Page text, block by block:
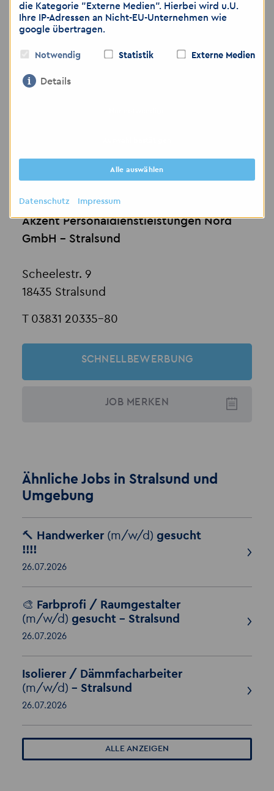
Kontakt
Akzent Personaldienstleistungen Nord
GmbH - Stralsund
Scheelestr. 9
18435 Stralsund
T 03831 20335-80
SCHNELLBEWERBUNG
JOB MERKEN
Ähnliche Jobs in Stralsund und
Umgebung
🔨 Handwerker (m/w/d) gesucht
!!!!
26.07.2026
🎨 Farbprofi / Raumgestalter
(m/w/d) gesucht – Stralsund
26.07.2026
Isolierer / Dämmfacharbeiter
(m/w/d) – Stralsund
26.07.2026
ALLE ANZEIGEN
die Kategorie "Externe Medien". Hierbei wird u.U.
Ihre IP-Adressen an Nicht-EU-Unternehmen wie
google übertragen.
Notwendig Statistik Externe Medien
Details
Alle auswählen
Datenschutz Impressum